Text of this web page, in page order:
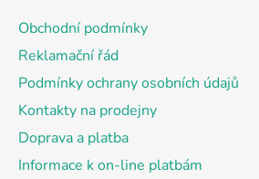
Obchodní podmínky
Reklamační řád
Podmínky ochrany osobních údajů
Kontakty na prodejny
Doprava a platba
Informace k on-line platbám